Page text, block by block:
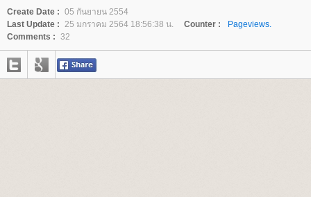
Create Date : 05 กันยายน 2554
Last Update :
25 มกราคม 2564 18:56:38 น. Counter :
Pageviews.
Comments : 32